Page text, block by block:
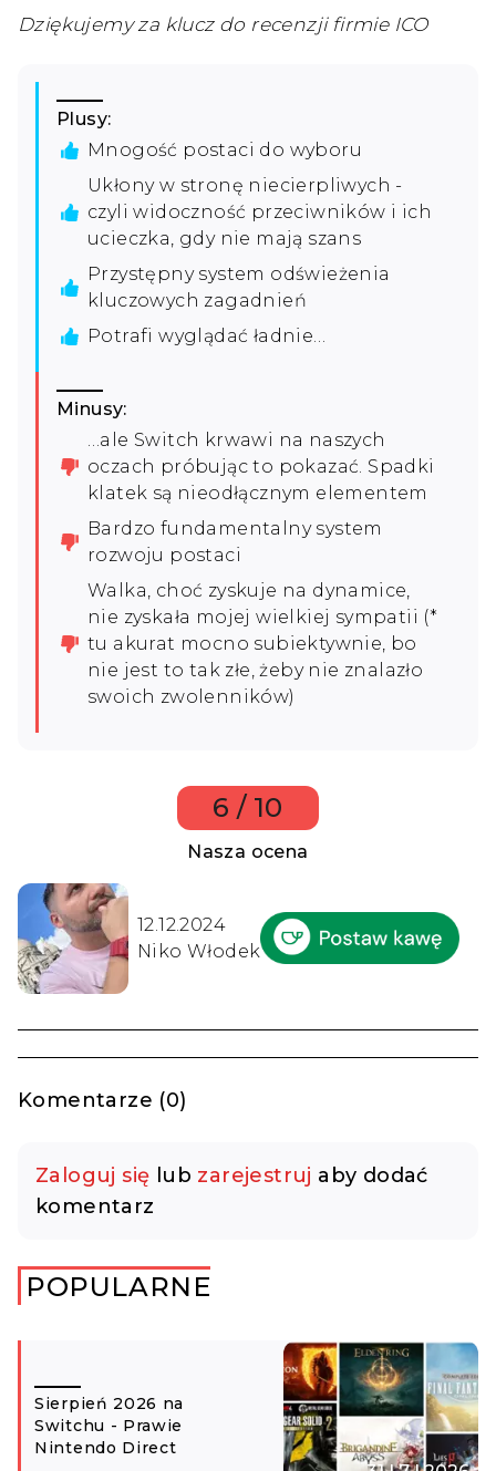
Dziękujemy za klucz do recenzji firmie ICO
Plusy:
Mnogość postaci do wyboru
Ukłony w stronę niecierpliwych -
czyli widoczność przeciwników i ich
ucieczka, gdy nie mają szans
Przystępny system odświeżenia
kluczowych zagadnień
Potrafi wyglądać ładnie…
Minusy:
…ale Switch krwawi na naszych
oczach próbując to pokazać. Spadki
klatek są nieodłącznym elementem
Bardzo fundamentalny system
rozwoju postaci
Walka, choć zyskuje na dynamice,
nie zyskała mojej wielkiej sympatii (*
tu akurat mocno subiektywnie, bo
nie jest to tak złe, żeby nie znalazło
swoich zwolenników)
6 / 10
Nasza ocena
12.12.2024
Niko Włodek
Komentarze (0)
Zaloguj się lub zarejestruj aby dodać
komentarz
POPULARNE
Sierpień 2026 na
Switchu - Prawie
Nintendo Direct